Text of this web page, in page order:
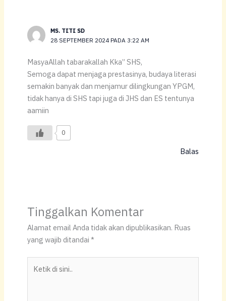
p
p o k
MS. TITI SD
28 SEPTEMBER 2024 PADA 3:22 AM
MasyaAllah tabarakallah Kka” SHS,
Semoga dapat menjaga prestasinya, budaya literasi
semakin banyak dan menjamur dilingkungan YPGM,
tidak hanya di SHS tapi juga di JHS dan ES tentunya
aamiin
0
Balas
Tinggalkan Komentar
Alamat email Anda tidak akan dipublikasikan. Ruas
yang wajib ditandai *